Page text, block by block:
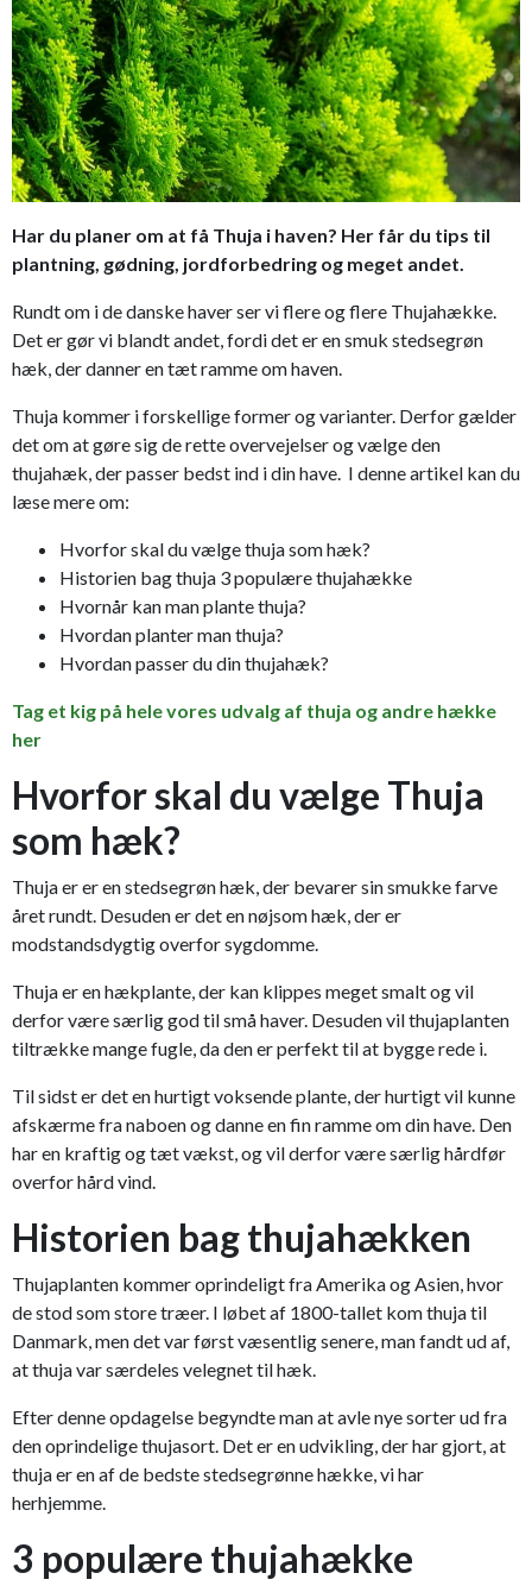
Har du planer om at få Thuja i haven? Her får du tips til
plantning, gødning, jordforbedring og meget andet.
Rundt om i de danske haver ser vi flere og flere Thujahække.
Det er gør vi blandt andet, fordi det er en smuk stedsegrøn
hæk, der danner en tæt ramme om haven.
Thuja kommer i forskellige former og varianter. Derfor gælder
det om at gøre sig de rette overvejelser og vælge den
thujahæk, der passer bedst ind i din have. I denne artikel kan du
læse mere om:
Hvorfor skal du vælge thuja som hæk?
Historien bag thuja 3 populære thujahække
Hvornår kan man plante thuja?
Hvordan planter man thuja?
Hvordan passer du din thujahæk?
Tag et kig på hele vores udvalg af thuja og andre hække
her
Hvorfor skal du vælge Thuja
som hæk?
Thuja er er en stedsegrøn hæk, der bevarer sin smukke farve
året rundt. Desuden er det en nøjsom hæk, der er
modstandsdygtig overfor sygdomme.
Thuja er en hækplante, der kan klippes meget smalt og vil
derfor være særlig god til små haver. Desuden vil thujaplanten
tiltrække mange fugle, da den er perfekt til at bygge rede i.
Til sidst er det en hurtigt voksende plante, der hurtigt vil kunne
afskærme fra naboen og danne en fin ramme om din have. Den
har en kraftig og tæt vækst, og vil derfor være særlig hårdfør
overfor hård vind.
Historien bag thujahækken
Thujaplanten kommer oprindeligt fra Amerika og Asien, hvor
de stod som store træer. I løbet af 1800-tallet kom thuja til
Danmark, men det var først væsentlig senere, man fandt ud af,
at thuja var særdeles velegnet til hæk.
Efter denne opdagelse begyndte man at avle nye sorter ud fra
den oprindelige thujasort. Det er en udvikling, der har gjort, at
thuja er en af de bedste stedsegrønne hække, vi har
herhjemme.
3 populære thujahække